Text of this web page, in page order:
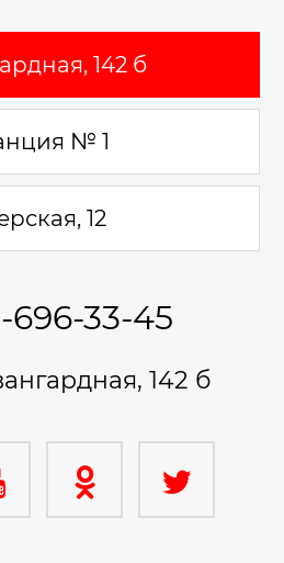
142 б
№ 1
12
33-45
142 б